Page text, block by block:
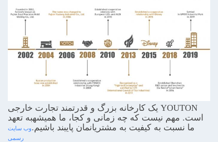
YOUTON یک کارخانه بزرگ و قدرتمند تجارت خارجی
است. مهم نیست که چه زمانی و کجا، ما همیشهبه تعهد
ما نسبت به کیفیت به مشتریانمان پایبند باشیم.وب سایت
رسمی